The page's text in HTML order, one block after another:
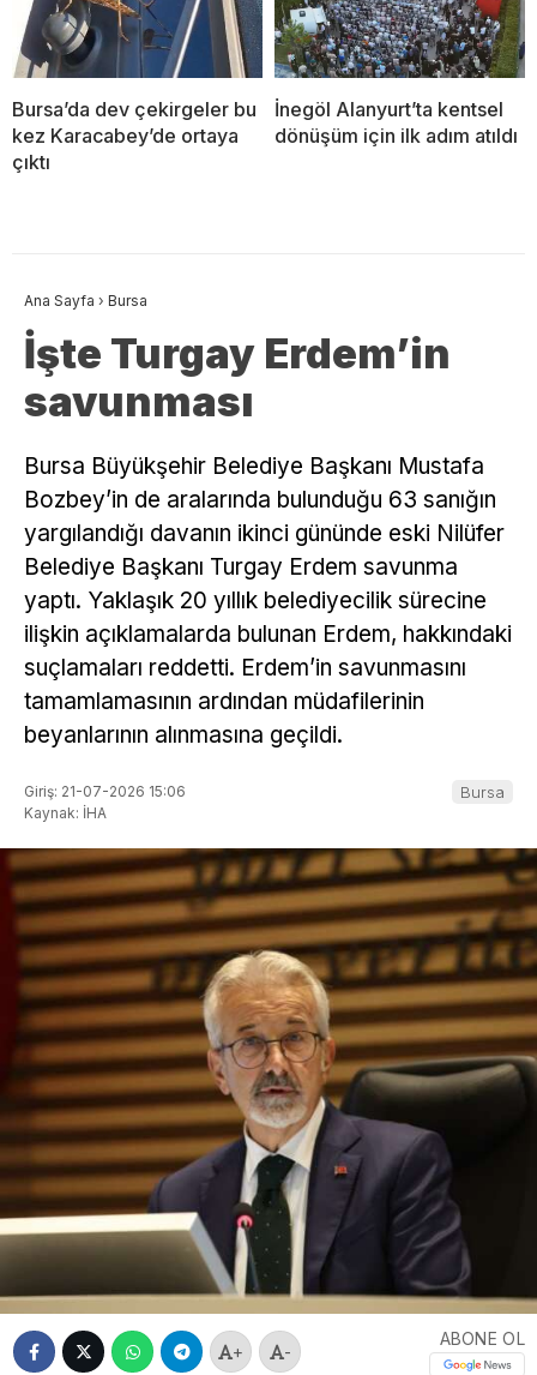
Bursa’da dev çekirgeler bu
kez Karacabey’de ortaya
çıktı
İnegöl Alanyurt’ta kentsel
dönüşüm için ilk adım atıldı
Ana Sayfa › Bursa
İşte Turgay Erdem’in
savunması
Bursa Büyükşehir Belediye Başkanı Mustafa
Bozbey’in de aralarında bulunduğu 63 sanığın
yargılandığı davanın ikinci gününde eski Nilüfer
Belediye Başkanı Turgay Erdem savunma
yaptı. Yaklaşık 20 yıllık belediyecilik sürecine
ilişkin açıklamalarda bulunan Erdem, hakkındaki
suçlamaları reddetti. Erdem’in savunmasını
tamamlamasının ardından müdafilerinin
beyanlarının alınmasına geçildi.
Giriş: 21-07-2026 15:06
Kaynak: İHA
Bursa
+ -
ABONE OL